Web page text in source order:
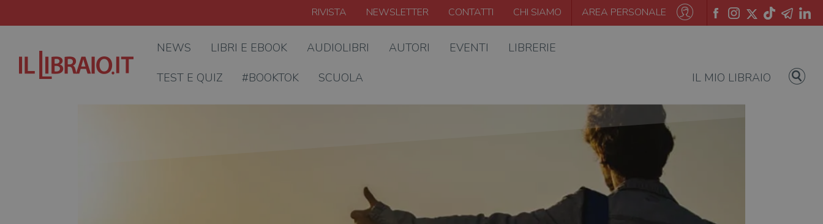
RIVISTA NEWSLETTER CONTATTI CHI SIAMO AREA PERSONALE
NEWS LIBRI E EBOOK AUDIOLIBRI AUTORI EVENTI LIBRERIE
TEST E QUIZ #BOOKTOK SCUOLA IL MIO LIBRAIO